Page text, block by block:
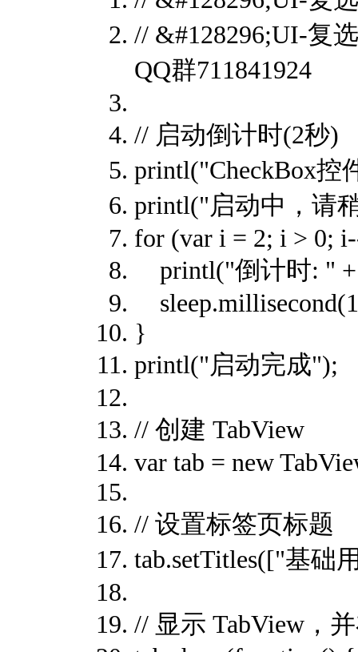
// &#128296;UI-复
QQ群711841924
// 启动倒计时(2秒)
printl("CheckBox控
printl("启动中，请
for (var i = 2; i > 0;
printl("倒计时: "
}
printl("启动完成");
// 创建 TabView
var tab = new
// 设置标签页标题
tab.setTitles(["基础
// 显示 TabView，